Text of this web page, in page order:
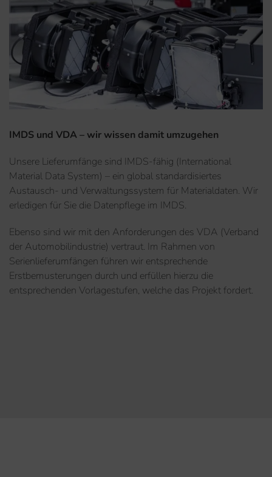
IMDS und VDA – wir wissen damit umzugehen
Unsere Lieferumfänge sind IMDS-fähig (International
Material Data System) – ein global standardisiertes
Austausch- und Verwaltungssystem für Materialdaten. Wir
erledigen für Sie die Datenpflege im IMDS.
Ebenso sind wir mit den Anforderungen des VDA (Verband
der Automobilindustrie) vertraut. Im Rahmen von
Serienlieferumfängen führen wir entsprechende
Erstbemusterungen durch und erfüllen hierzu die
entsprechenden Vorlagestufen, welche das Projekt fordert.